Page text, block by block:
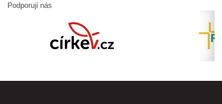
Podporují nás